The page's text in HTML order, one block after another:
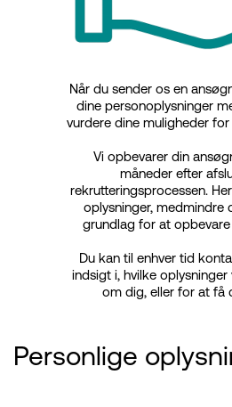
Personlige
Når du sender os en
dine personoplysninger
vurdere dine muligheder
Vi opbevarer din
måneder efter
rekrutteringsprocessen.
oplysninger, medmindre
grundlag for at
Du kan til enhver tid
indsigt i, hvilke
om dig, eller for at få